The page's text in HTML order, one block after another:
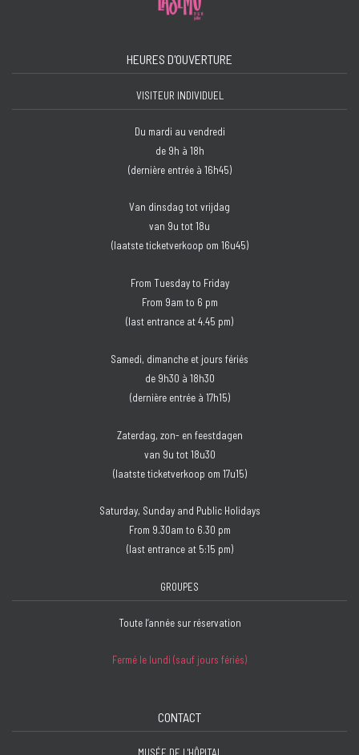
HEURES D'OUVERTURE
VISITEUR INDIVIDUEL
Du mardi au vendredi
de 9h à 18h
(dernière entrée à 16h45)
Van dinsdag tot vrijdag
van 9u tot 18u
(laatste ticketverkoop om 16u45)
From Tuesday to Friday
From 9am to 6 pm
(last entrance at 4.45 pm)
Samedi, dimanche et jours fériés
de 9h30 à 18h30
(dernière entrée à 17h15)
Zaterdag, zon- en feestdagen
van 9u tot 18u30
(laatste ticketverkoop om 17u15)
Saturday, Sunday and Public Holidays
From 9.30am to 6.30 pm
(last entrance at 5:15 pm)
GROUPES
Toute l’année sur réservation
Fermé le lundi (sauf jours fériés)
CONTACT